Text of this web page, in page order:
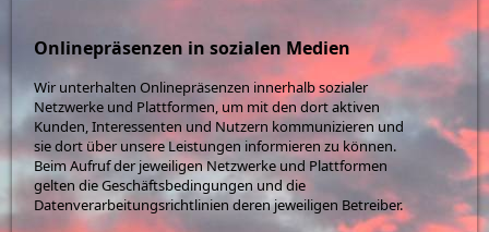
Onlinepräsenzen in sozialen Medien
Wir unterhalten Onlinepräsenzen innerhalb sozialer
Netzwerke und Plattformen, um mit den dort aktiven
Kunden, Interessenten und Nutzern kommunizieren und
sie dort über unsere Leistungen informieren zu können.
Beim Aufruf der jeweiligen Netzwerke und Plattformen
gelten die Geschäftsbedingungen und die
Datenverarbeitungsrichtlinien deren jeweiligen Betreiber.